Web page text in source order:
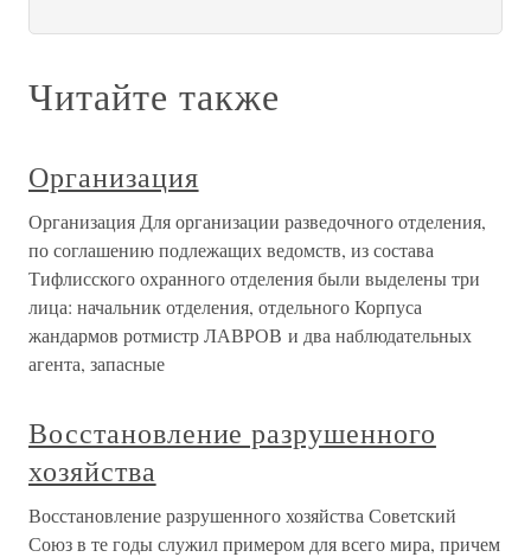
Читайте также
Организация
Организация Для организации разведочного отделения,
по соглашению подлежащих ведомств, из состава
Тифлисского охранного отделения были выделены три
лица: начальник отделения, отдельного Корпуса
жандармов ротмистр ЛАВРОВ и два наблюдательных
агента, запасные
Восстановление разрушенного
хозяйства
Восстановление разрушенного хозяйства Советский
Союз в те годы служил примером для всего мира, причем